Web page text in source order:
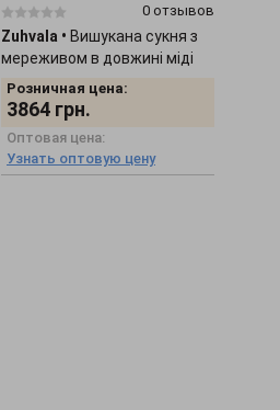
0 отзывов
Zuhvala • Вишукана сукня з
мереживом в довжині міді
Іллаха
Розничная цена:
3864 грн.
Оптовая цена:
Узнать оптовую цену